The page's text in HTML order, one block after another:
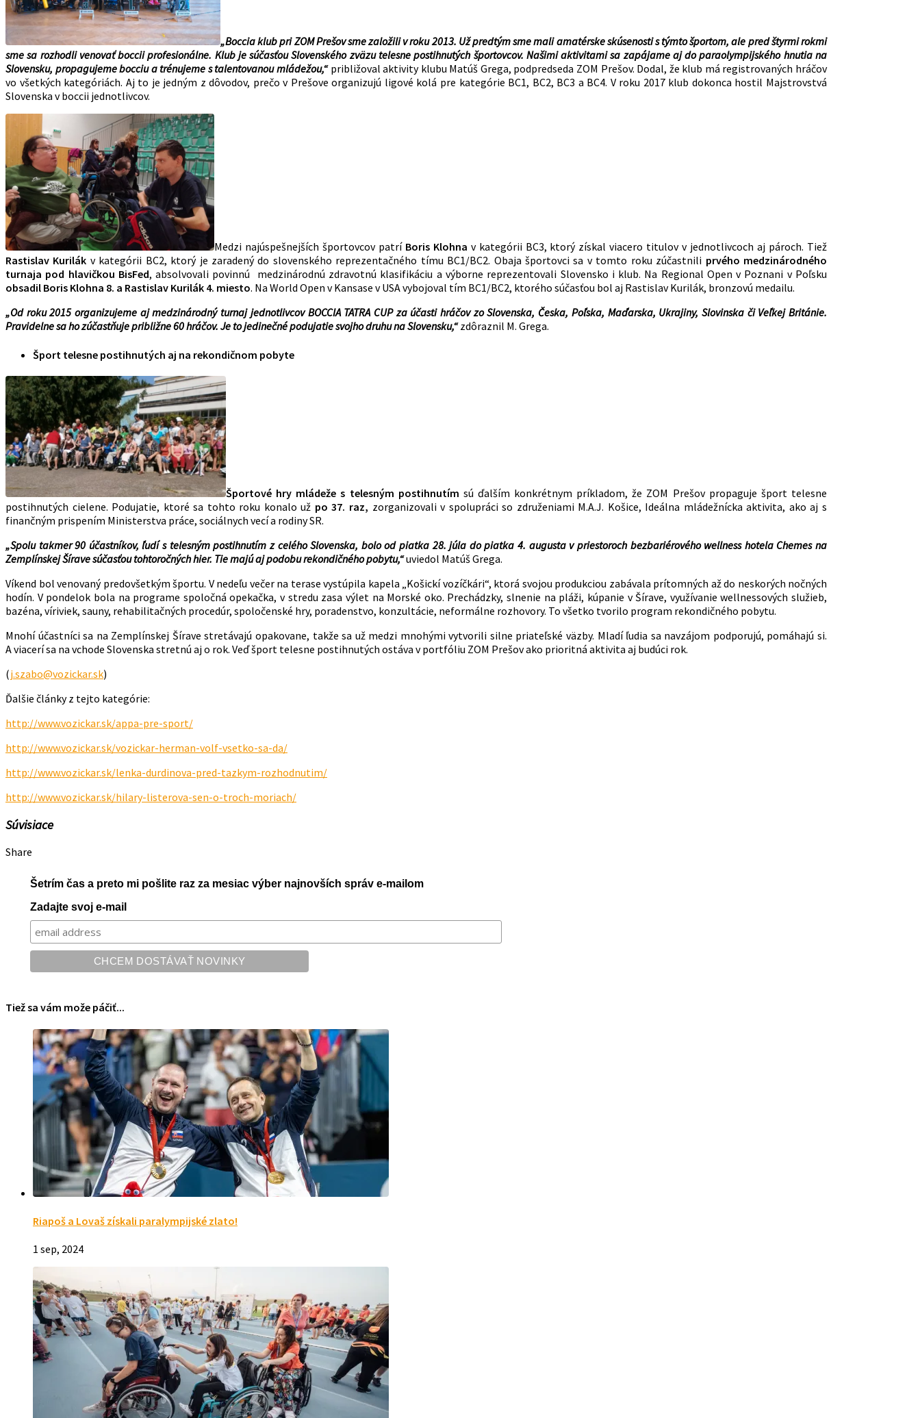
„Boccia klub pri ZOM Prešov sme založili v roku 2013. Už predtým sme mali amatérske skúsenosti s týmto športom, ale pred štyrmi rokmi
sme sa rozhodli venovať boccii profesionálne. Klub je súčasťou Slovenského zväzu telesne postihnutých športovcov. Našimi aktivitami sa zapájame aj do paraolympijského hnutia na
Slovensku, propagujeme bocciu a trénujeme s talentovanou mládežou,“ približoval aktivity klubu Matúš Grega, podpredseda ZOM Prešov. Dodal, že klub má registrovaných hráčov
vo všetkých kategóriách. Aj to je jedným z dôvodov, prečo v Prešove organizujú ligové kolá pre kategórie BC1, BC2, BC3 a BC4. V roku 2017 klub dokonca hostil Majstrovstvá
Slovenska v boccii jednotlivcov.
Medzi najúspešnejších športovcov patrí Boris Klohna v kategórii BC3, ktorý získal viacero titulov v jednotlivcoch aj pároch. Tiež
Rastislav Kurilák v kategórii BC2, ktorý je zaradený do slovenského reprezentačného tímu BC1/BC2. Obaja športovci sa v tomto roku zúčastnili prvého medzinárodného
turnaja pod hlavičkou BisFed, absolvovali povinnú medzinárodnú zdravotnú klasifikáciu a výborne reprezentovali Slovensko i klub. Na Regional Open v Poznani v Poľsku
obsadil Boris Klohna 8. a Rastislav Kurilák 4. miesto. Na World Open v Kansase v USA vybojoval tím BC1/BC2, ktorého súčasťou bol aj Rastislav Kurilák, bronzovú medailu.
„Od roku 2015 organizujeme aj medzinárodný turnaj jednotlivcov BOCCIA TATRA CUP za účasti hráčov zo Slovenska, Česka, Poľska, Maďarska, Ukrajiny, Slovinska či Veľkej Británie.
Pravidelne sa ho zúčastňuje približne 60 hráčov. Je to jedinečné podujatie svojho druhu na Slovensku,“zdôraznil M. Grega.
Šport telesne postihnutých aj na rekondičnom pobyte
Športové hry mládeže s telesným postihnutím sú ďalším konkrétnym príkladom, že ZOM Prešov propaguje šport telesne
postihnutých cielene. Podujatie, ktoré sa tohto roku konalo už po 37. raz, zorganizovali v spolupráci so združeniami M.A.J. Košice, Ideálna mládežnícka aktivita, ako aj s
finančným prispením Ministerstva práce, sociálnych vecí a rodiny SR.
„Spolu takmer 90 účastníkov, ľudí s telesným postihnutím z celého Slovenska, bolo od piatka 28. júla do piatka 4. augusta v priestoroch bezbariérového wellness hotela Chemes na
Zemplínskej Šírave súčasťou tohtoročných hier. Tie majú aj podobu rekondičného pobytu,“uviedol Matúš Grega.
Víkend bol venovaný predovšetkým športu. V nedeľu večer na terase vystúpila kapela „Košickí vozíčkári“, ktorá svojou produkciou zabávala prítomných až do neskorých nočných
hodín. V pondelok bola na programe spoločná opekačka, v stredu zasa výlet na Morské oko. Prechádzky, slnenie na pláži, kúpanie v Šírave, využívanie wellnessových služieb,
bazéna, víriviek, sauny, rehabilitačných procedúr, spoločenské hry, poradenstvo, konzultácie, neformálne rozhovory. To všetko tvorilo program rekondičného pobytu.
Mnohí účastníci sa na Zemplínskej Šírave stretávajú opakovane, takže sa už medzi mnohými vytvorili silne priateľské väzby. Mladí ľudia sa navzájom podporujú, pomáhajú si.
A viacerí sa na vchode Slovenska stretnú aj o rok. Veď šport telesne postihnutých ostáva v portfóliu ZOM Prešov ako prioritná aktivita aj budúci rok.
(j.szabo@vozickar.sk)
Ďalšie články z tejto kategórie:
http://www.vozickar.sk/appa-pre-sport/
http://www.vozickar.sk/vozickar-herman-volf-vsetko-sa-da/
http://www.vozickar.sk/lenka-durdinova-pred-tazkym-rozhodnutim/
http://www.vozickar.sk/hilary-listerova-sen-o-troch-moriach/
Súvisiace
Share
Šetrím čas a preto mi pošlite raz za mesiac výber najnovších správ e-mailom
Zadajte svoj e-mail
Tiež sa vám može páčiť...
Riapoš a Lovaš získali paralympijské zlato!
1 sep, 2024